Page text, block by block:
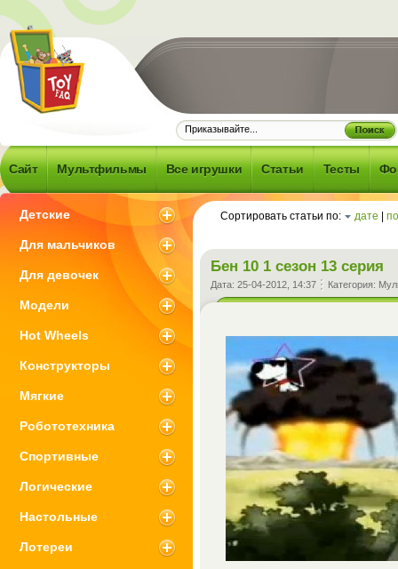
Question -
игрушках и
с ними
Сайт Мультфильмы Все игрушки Статьи Тесты
Сортировать статьи по: дате
Бен 10 1 сезон 13 серия
Дата: 25-04-2012, 14:37 Категория:
Детские
Для мальчиков
Для девочек
Модели
Hot Wheels
Конструкторы
Мягкие
Робототехника
Спортивные
Логические
Настольные
Лотереи